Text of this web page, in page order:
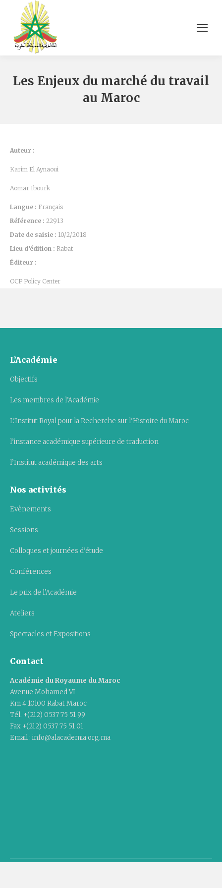
Les Enjeux du marché du travail
au Maroc
Auteur :
Karim El Aynaoui
Aomar Ibourk
Langue : Français
Référence : 22913
Date de saisie : 10/2/2018
Lieu d’édition : Rabat
Éditeur :
OCP Policy Center
L’Académie
Objectifs
Les membres de l’Académie
L’Institut Royal pour la Recherche sur l’Histoire du Maroc
l’instance académique supérieure de traduction
l’Institut académique des arts
Nos activités
Evènements
Sessions
Colloques et journées d’étude
Conférences
Le prix de l’Académie
Ateliers
Spectacles et Expositions
Contact
Académie du Royaume du Maroc
Avenue Mohamed VI
Km 4 10100 Rabat Maroc
Tél. +(212) 0537 75 51 99
Fax +(212) 0537 75 51 01
Email : info@alacademia.org.ma